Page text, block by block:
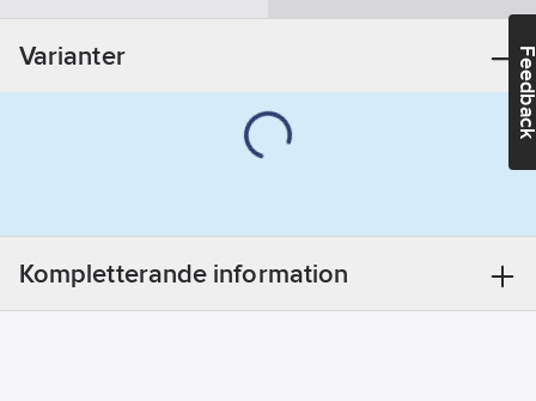
7392462016730
Materialklass
Varianter
Kompletterande information